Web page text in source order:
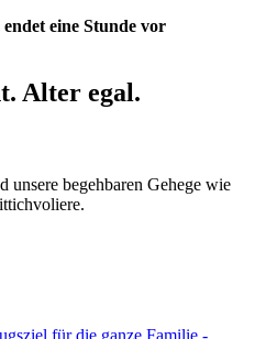
eine Stunde vor
Alter egal.
begehbaren Gehege wie